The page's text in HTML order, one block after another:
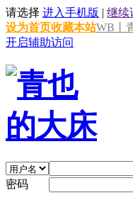
请选择 进入手机版 | 继续
设为首页收藏本站WB丨
开启辅助访问
密码